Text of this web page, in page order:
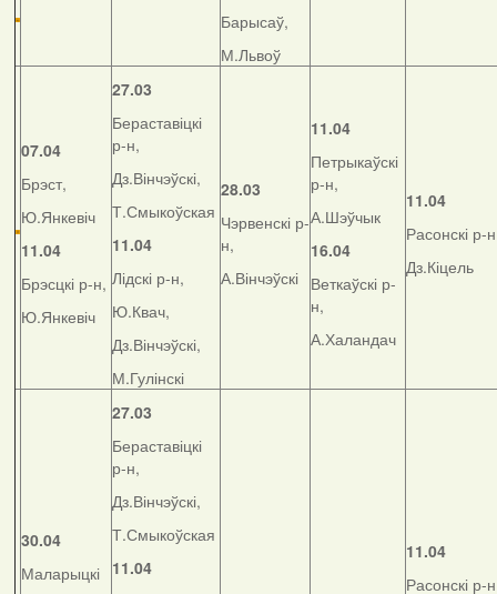
Барысаў,
М.Львоў
07.04
Брэст,
Ю.Янкевіч
11.04
Брэсцкі р-н,
Ю.Янкевіч
27.03
Бераставіцкі
р-н,
Дз.Вінчэўскі,
Т.Смыкоўская
11.04
Лідскі р-н,
Ю.Квач,
Дз.Вінчэўскі,
М.Гулінскі
28.03
Чэрвенскі р-
н,
А.Вінчэўскі
11.04
Петрыкаўскі
р-н,
А.Шэўчык
16.04
Веткаўскі р-
н,
А.Халандач
11.04
Расонскі р-
Дз.Кіцель
30.04
Маларыцкі
27.03
Бераставіцкі
р-н,
Дз.Вінчэўскі,
Т.Смыкоўская
11.04
11.04
Расонскі р-